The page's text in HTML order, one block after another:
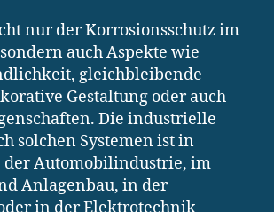
nur der Korrosionsschutz im
auch Aspekte wie
gleichbleibende
Gestaltung oder auch
Die industrielle
solchen Systemen ist in
der Automobilindustrie, im
Anlagenbau, in der